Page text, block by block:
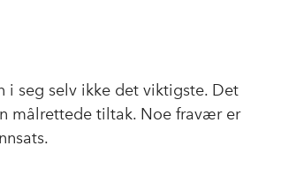
i seg selv ikke det viktigste. Det
målrettede tiltak. Noe fravær er